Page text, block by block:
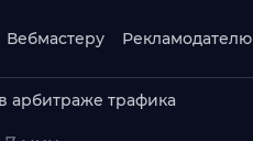
Вебмастеру Рекламодателю
арбитраже трафика